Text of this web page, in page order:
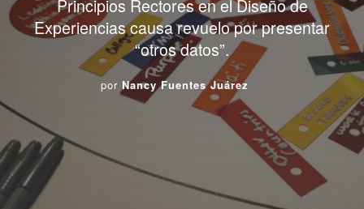
Principios Rectores en el Diseño de
Experiencias causa revuelo por presentar
“otros datos”.
por Nancy Fuentes Juárez